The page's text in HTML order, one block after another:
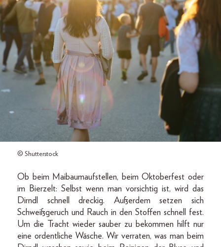
© Shutterstock
Ob beim Maibaumaufstellen, beim Oktoberfest oder
im Bierzelt: Selbst wenn man vorsichtig ist, wird das
Dirndl schnell dreckig. Außerdem setzen sich
Schweißgeruch und Rauch in den Stoffen schnell fest.
Um die Tracht wieder sauber zu bekommen hilft nur
eine ordentliche Wäsche. Wir verraten, was man beim